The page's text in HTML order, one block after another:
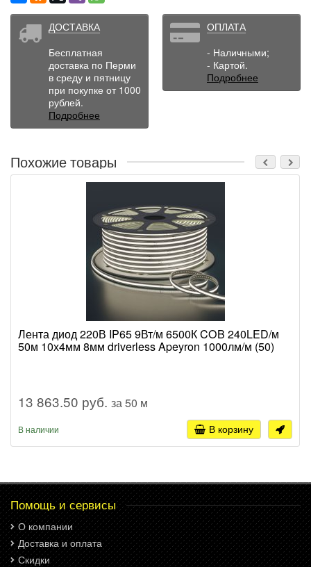
ДОСТАВКА
Бесплатная
доставка по Перми
в среду и пятницу
при покупке от 1000
рублей.
Подробнее
ОПЛАТА
- Наличными;
- Картой.
Подробнее
Похожие товары
Лента диод 220В IP65 9Вт/м 6500К COB 240LED/м
50м 10х4мм 8мм driverless Apeyron 1000лм/м (50)
13 863.50 руб. за 50 м
В наличии В корзину
Помощь и сервисы
О компании
Доставка и оплата
Скидки